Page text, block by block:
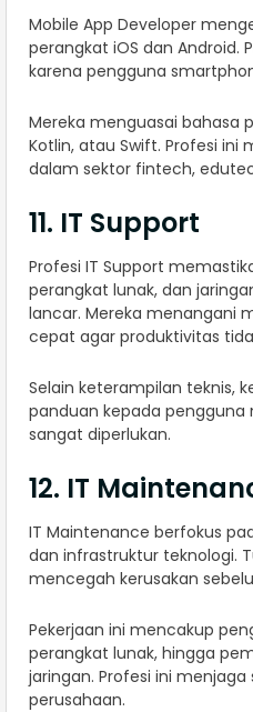
Mobile App Developer
perangkat iOS dan Android.
karena pengguna
Mereka menguasai bahasa
Kotlin, atau Swift. Profesi ini
dalam sektor fintech,
11. IT Support
Profesi IT Support
perangkat lunak, dan
lancar. Mereka menangani
cepat agar produktivitas
Selain keterampilan teknis,
panduan kepada
sangat diperlukan.
12. IT
IT Maintenance berfokus
dan infrastruktur teknologi.
mencegah kerusakan
Pekerjaan ini mencakup
perangkat lunak, hingga
jaringan. Profesi ini
perusahaan.